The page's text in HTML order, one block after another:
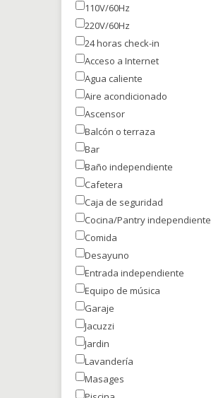
110V/60Hz
220V/60Hz
24 horas check-in
Acceso a Internet
Agua caliente
Aire acondicionado
Ascensor
Balcón o terraza
Bar
Baño independiente
Cafetera
Caja de seguridad
Cocina/Pantry independiente
Comida
Desayuno
Entrada independiente
Equipo de música
Garaje
Jacuzzi
Jardin
Lavandería
Masages